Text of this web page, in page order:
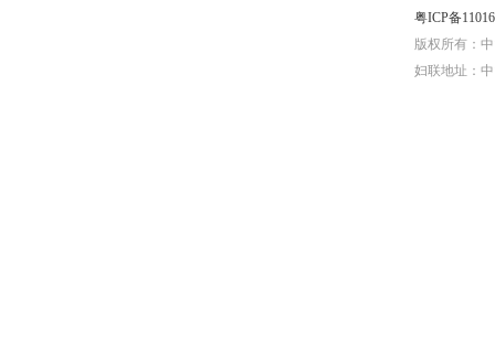
粤ICP备
版权所有：
妇联地址：